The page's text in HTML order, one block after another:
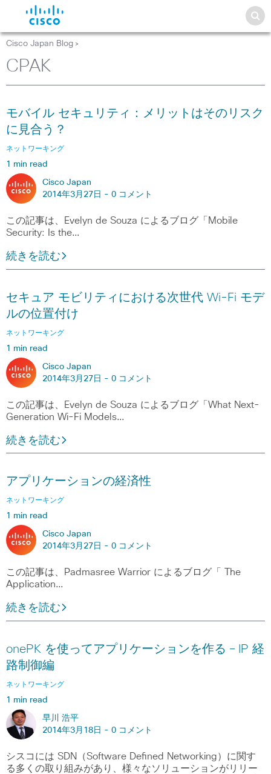
Cisco Japan Blog >
CPAK
モバイル セキュリティ：メリットはそのリスク
に見合う？
ネットワーキング
1 min read
Cisco Japan
2014年3月27日 - 0 コメント
この記事は、Evelyn de Souza によるブログ「Mobile
Security: Is the…
続きを読む
セキュア モビリティにおける次世代 Wi-Fi モデ
ルの位置付け
ネットワーキング
1 min read
Cisco Japan
2014年3月27日 - 0 コメント
この記事は、Evelyn de Souza によるブログ「What Next-
Generation Wi-Fi Models…
続きを読む
アプリケーションの経済性
ネットワーキング
1 min read
Cisco Japan
2014年3月27日 - 0 コメント
この記事は、Padmasree Warrior によるブログ「 The
Application…
続きを読む
onePK を使ってアプリケーションを作る – IP 経
路制御編
ネットワーキング
1 min read
早川 浩平
2014年3月18日 - 0 コメント
シスコには SDN（Software Defined Networking）に関す
る多くの取り組みがあり、様々なソリューションがリリー